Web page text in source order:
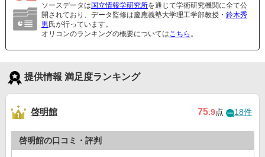
ソースデータは 国立情報学研究所を通じて学術研究機関に全て公
開されており、データ監修は慶應義塾大学理工学部教授・ 鈴木秀
男 氏が行っています。
オリコンのランキングの概要についてはこちら 。
提供情報 満足度ランキング
啓明館 75.9点 18件
啓明館の口コミ・評判